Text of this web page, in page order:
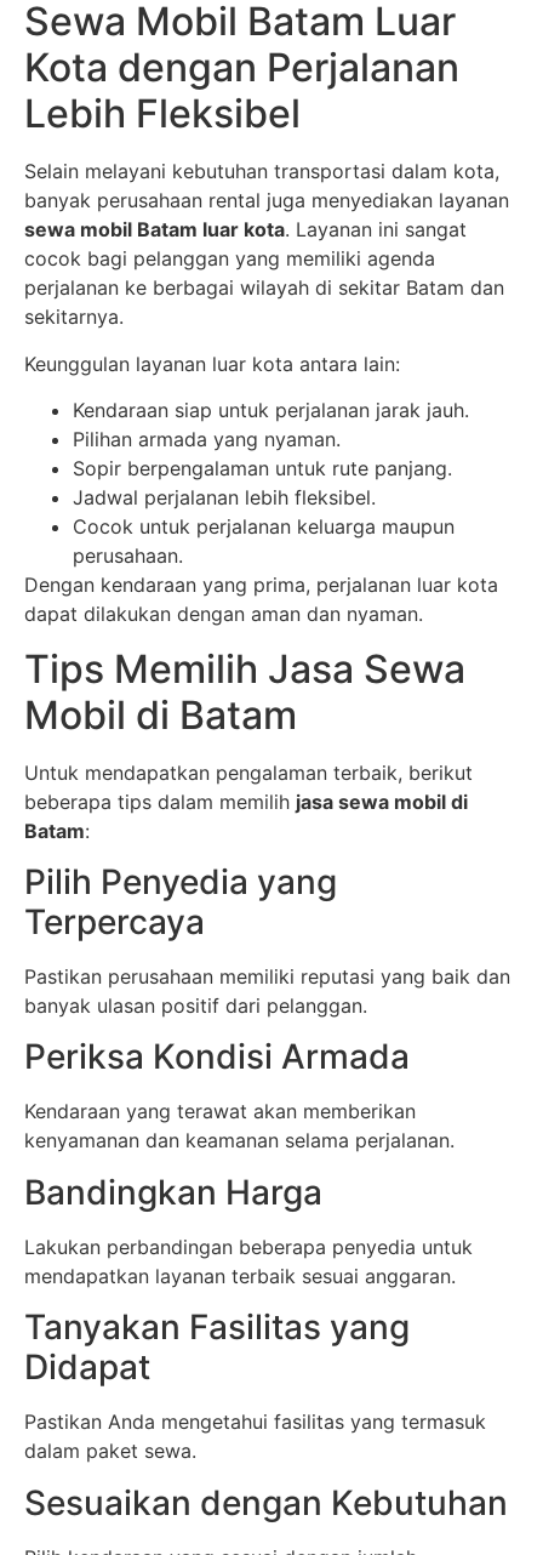
Sewa Mobil Batam Luar
Kota dengan Perjalanan
Lebih Fleksibel
Selain melayani kebutuhan transportasi dalam kota,
banyak perusahaan rental juga menyediakan layanan
sewa mobil Batam luar kota. Layanan ini sangat
cocok bagi pelanggan yang memiliki agenda
perjalanan ke berbagai wilayah di sekitar Batam dan
sekitarnya.
Keunggulan layanan luar kota antara lain:
Kendaraan siap untuk perjalanan jarak jauh.
Pilihan armada yang nyaman.
Sopir berpengalaman untuk rute panjang.
Jadwal perjalanan lebih fleksibel.
Cocok untuk perjalanan keluarga maupun
perusahaan.
Dengan kendaraan yang prima, perjalanan luar kota
dapat dilakukan dengan aman dan nyaman.
Tips Memilih Jasa Sewa
Mobil di Batam
Untuk mendapatkan pengalaman terbaik, berikut
beberapa tips dalam memilih jasa sewa mobil di
Batam:
Pilih Penyedia yang
Terpercaya
Pastikan perusahaan memiliki reputasi yang baik dan
banyak ulasan positif dari pelanggan.
Periksa Kondisi Armada
Kendaraan yang terawat akan memberikan
kenyamanan dan keamanan selama perjalanan.
Bandingkan Harga
Lakukan perbandingan beberapa penyedia untuk
mendapatkan layanan terbaik sesuai anggaran.
Tanyakan Fasilitas yang
Didapat
Pastikan Anda mengetahui fasilitas yang termasuk
dalam paket sewa.
Sesuaikan dengan Kebutuhan